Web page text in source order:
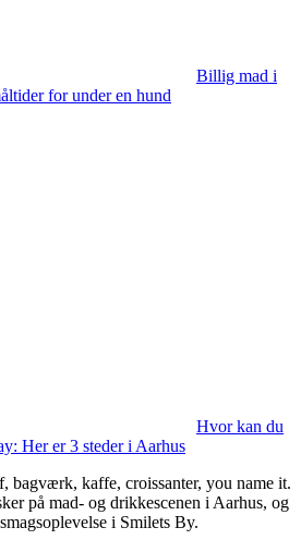
Billig mad i
for under en hund
Hvor kan du
Her er 3 steder i Aarhus
bagværk, kaffe, croissanter, you name it.
på mad- og drikkescenen i Aarhus, og
i Smilets By.